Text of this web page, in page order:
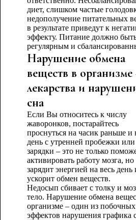
диет, слишком частые
недополучение питательных
в результате приведут к
эффекту. Питание должно
регулярным и
Нарушение обмена
веществ в организме
лекарства и
сна
Если Вы относитесь к числу
жаворонков, постарайтесь
проснуться на часик раньше и
день с утренней пробежки или
зарядки – это не только
активировать работу мозга, но
зарядит энергией на весь день
ускорит обмен веществ.
Недосып сбивает с толку и
тело. Нарушение обмена
организме – один из побочных
эффектов нарушения графика